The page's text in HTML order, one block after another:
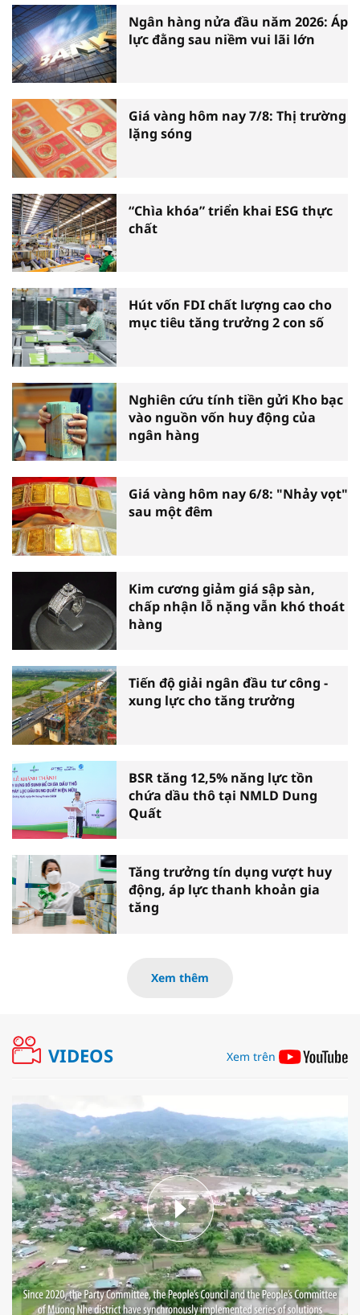
Ngân hàng nửa đầu năm 2026: Áp
lực đằng sau niềm vui lãi lớn
Giá vàng hôm nay 7/8: Thị trường
lặng sóng
“Chìa khóa” triển khai ESG thực
chất
Hút vốn FDI chất lượng cao cho
mục tiêu tăng trưởng 2 con số
Nghiên cứu tính tiền gửi Kho bạc
vào nguồn vốn huy động của
ngân hàng
Giá vàng hôm nay 6/8: "Nhảy vọt"
sau một đêm
Kim cương giảm giá sập sàn,
chấp nhận lỗ nặng vẫn khó thoát
hàng
Tiến độ giải ngân đầu tư công -
xung lực cho tăng trưởng
BSR tăng 12,5% năng lực tồn
chứa dầu thô tại NMLD Dung
Quất
Tăng trưởng tín dụng vượt huy
động, áp lực thanh khoản gia
tăng
Xem thêm
VIDEOS Xem trên